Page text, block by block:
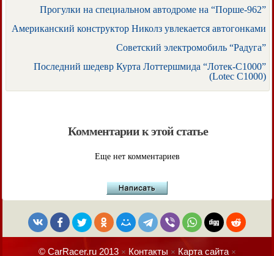
Прогулки на специальном автодроме на “Порше-962”
Американский конструктор Николз увлекается автогонками
Советский электромобиль “Радуга”
Последний шедевр Курта Лоттершмида “Лотек-С1000”
(Lotec C1000)
Комментарии к этой статье
Еще нет комментариев
© CarRacer.ru 2013× Контакты × Карта сайта×